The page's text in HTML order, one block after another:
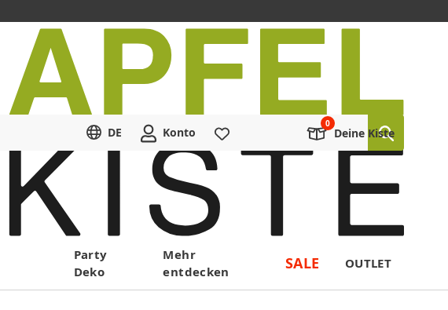
DE Konto Deine Kiste
Party
Deko
Mehr
entdecken
SALE OUTLET